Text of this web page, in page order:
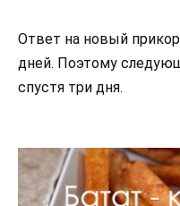
Ответ на новый
дней. Поэтому
спустя три дня.